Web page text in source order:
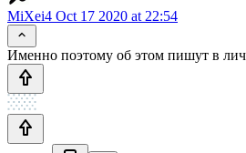
MiXei4 Oct 17 2020 at 22:54
Именно поэтому об этом пишут в